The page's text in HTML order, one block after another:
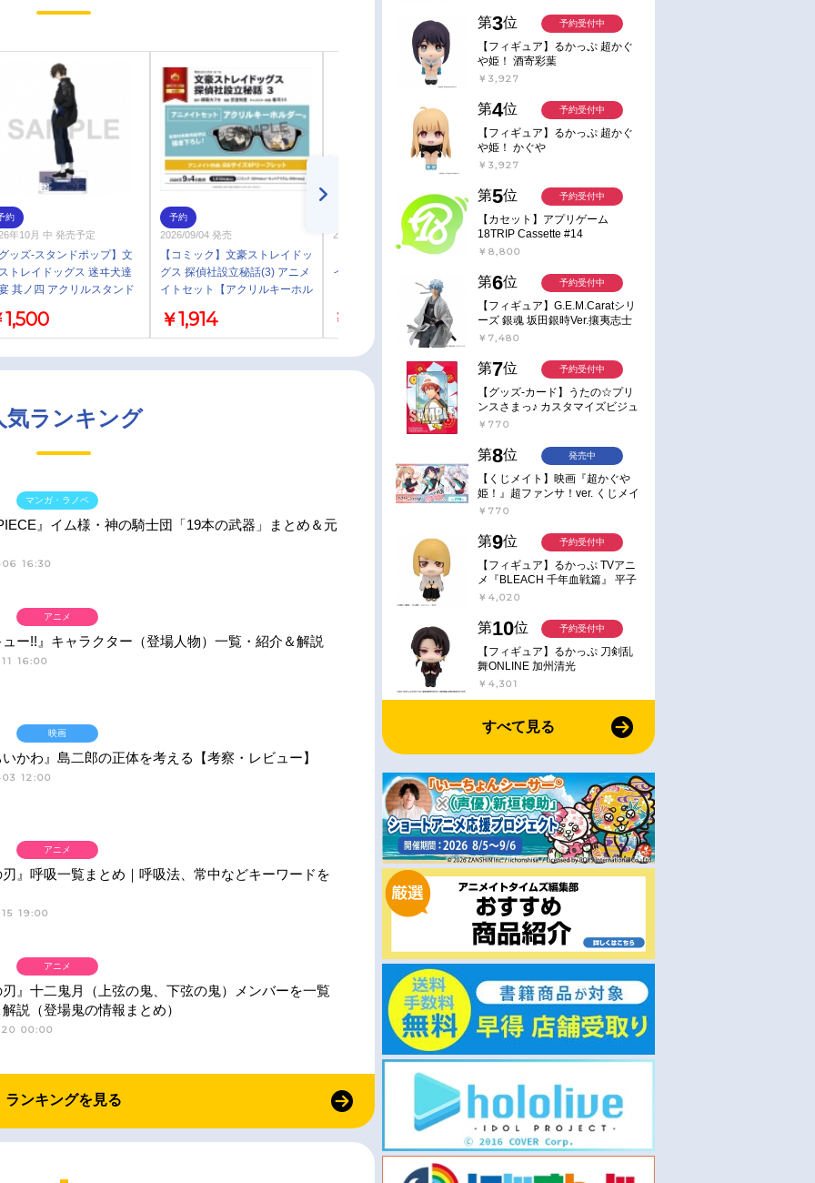
約
年10月 中 発売予定
ッズ-スタンドポップ】文
トレイドッグス 迷ヰ犬達
其ノ四 アクリルスタンド
1,500
予約
2026/09/04 発売
【コミック】文豪ストレイドッ
グス 探偵社設立秘話(3) アニメ
イトセット【アクリルキーホル
￥1,914
2026/08/28 発売
【グッズ-バッチ】文豪ストレ
イドッグス 缶バッジ／太宰治
￥440
予約
2026年10月 中 発売予定
【グッズ-スタンドポップ】文
豪ストレイドッグス 迷ヰ犬達
ノ宴 其ノ四 アクリルスタンド
中原中也
￥1,500
気ランキング
』イム様・神の騎士団「19本の武器」まとめ＆元
16:30
マンガ・ラノベ
ー!!』キャラクター（登場人物）一覧・紹介＆解説
16:00
アニメ
かわ』島二郎の正体を考える【考察・レビュー】
12:00
映画
』呼吸一覧まとめ｜呼吸法、常中などキーワードを
19:00
アニメ
』十二鬼月（上弦の鬼、下弦の鬼）メンバーを一覧
説（登場鬼の情報まとめ）
00:00
アニメ
ランキングを見る
第3位
【フィギュア】るかっぷ 超かぐ
や姫！ 酒寄彩葉
￥3,927
予約受付中
第4位
【フィギュア】るかっぷ 超かぐ
や姫！ かぐや
￥3,927
予約受付中
第5位
【カセット】アプリゲーム
18TRIP Cassette #14
￥8,800
予約受付中
第6位
【フィギュア】G.E.M.Caratシリ
ーズ 銀魂 坂田銀時Ver.攘夷志士
完成品フィギュア
￥7,480
予約受付中
第7位
【グッズ-カード】うたの☆プリ
ンスさまっ♪ カスタマイズビジュ
アルカードコレクション Best
￥770
予約受付中
第8位
【くじメイト】映画『超かぐや
姫！』超ファンサ！ver. くじメイ
ト
￥770
発売中
第9位
【フィギュア】るかっぷ TVアニ
メ『BLEACH 千年血戦篇』 平子
真子
￥4,020
予約受付中
第10位
【フィギュア】るかっぷ 刀剣乱
舞ONLINE 加州清光
￥4,301
予約受付中
すべて見る